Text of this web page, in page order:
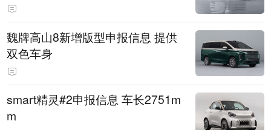
魏牌高山8新增版型申报信息 提供
双色车身
smart精灵#2申报信息 车长2751m
m